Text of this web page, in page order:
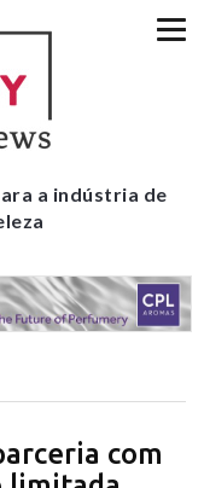
a indústria de
com